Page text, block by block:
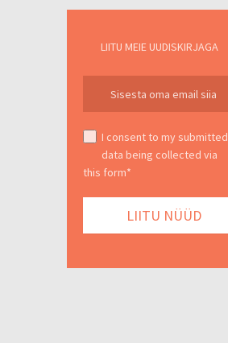
LIITU MEIE UUDISKIRJAGA
I consent to my submitted
data being collected via
this form*